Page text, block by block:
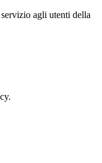
agli utenti della